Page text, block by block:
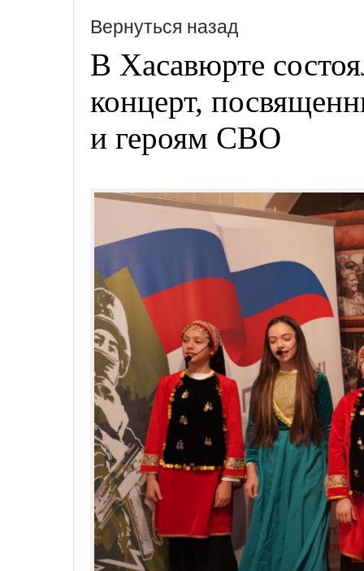
Вернуться назад
В Хасавюрте
концерт,
и героям СВО